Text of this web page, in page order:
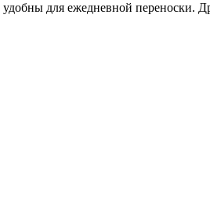
для ежедневной переноски.